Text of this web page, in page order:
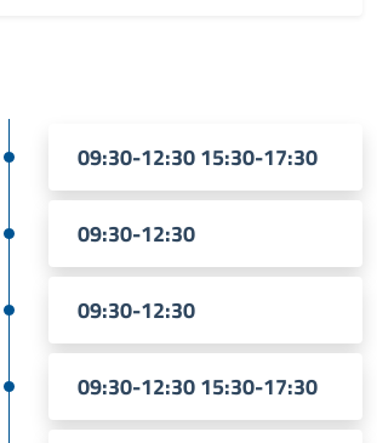
09:30-12:30 15:30-17:30
09:30-12:30
09:30-12:30
09:30-12:30 15:30-17:30